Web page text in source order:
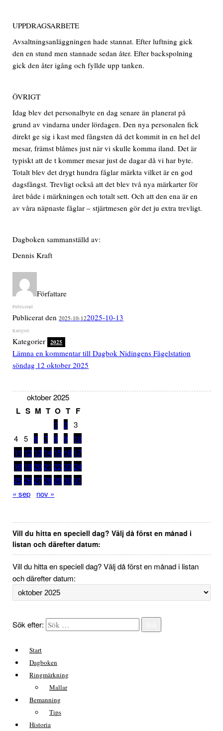
UPPDRAGSARBETE
Avsaltningsanläggningen hade stannat. Efter luftning gick
den en stund men stannade sedan åter. Efter backspolning
gick den åter igång och fyllde upp tanken.
ÖVRIGT
Idag blev det personalbyte en dag senare än planerat på
grund av vindarna under lördagen. Den nya personalen fick
direkt ge sig i kast med fångsten då det kommit in en hel del
mesar, främst blåmes just när vi skulle komma iland. Det är
typiskt att de t kommer mesar just de dagar då vi har byte.
Totalt blev det drygt hundra fåglar märkta vilket är en god
dagsfångst. Trevligt också att det blev två nya märkarter för
året både i märkningen och totalt sett. Och att den ena är en
av våra näpnaste fåglar – stjärtmesen gör det ju extra trevligt.
Dagboken sammanställd av:
Dennis Kraft
Författare
Publicerat den2025-10-122025-10-13
Kategorier 2025
Lämna en kommentar till Dagbok Nidingens Fågelstation
söndag 12 oktober 2025
oktober 2025
L S M T O T F
1 2 3
4 5 6 7 8 9
10
11 12 13 14 15 16 17
18 19 20 21 22 23 24
25 26 27 28 29 30 31
« sep
nov »
Vill du hitta en speciell dag? Välj då först en månad i
listan och därefter datum:
Vill du hitta en speciell dag? Välj då först en månad i listan
och därefter datum:
Sök efter:
Start
Dagboken
Ringmärkning
Mallar
Bemanning
Tips
Historia